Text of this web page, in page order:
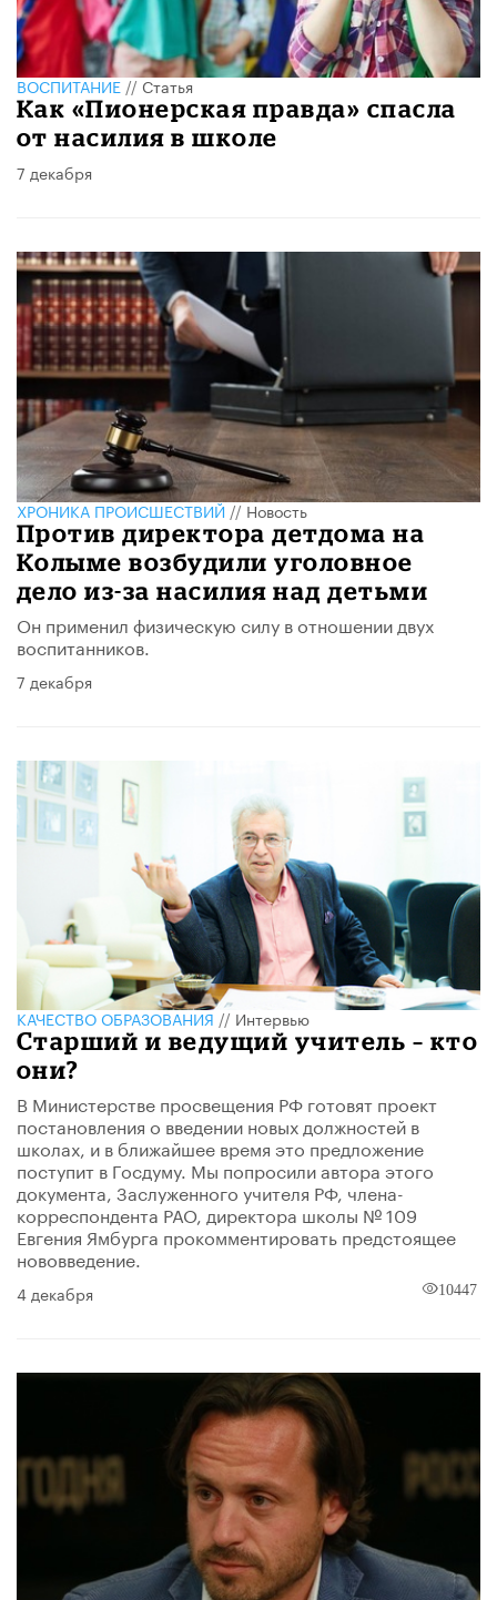
ВОСПИТАНИЕ//Статья
Как «Пионерская правда» спасла
от насилия в школе
7 декабря
ХРОНИКА ПРОИСШЕСТВИЙ//Новость
Против директора детдома на
Колыме возбудили уголовное
дело из-за насилия над детьми
Он применил физическую силу в отношении двух
воспитанников.
7 декабря
КАЧЕСТВО ОБРАЗОВАНИЯ // Интервью
Старший и ведущий учитель – кто
они?
В Министерстве просвещения РФ готовят проект
постановления о введении новых должностей в
школах, и в ближайшее время это предложение
поступит в Госдуму. Мы попросили автора этого
документа, Заслуженного учителя РФ, члена-
корреспондента РАО, директора школы № 109
Евгения Ямбурга прокомментировать предстоящее
нововведение.
4 декабря 10447